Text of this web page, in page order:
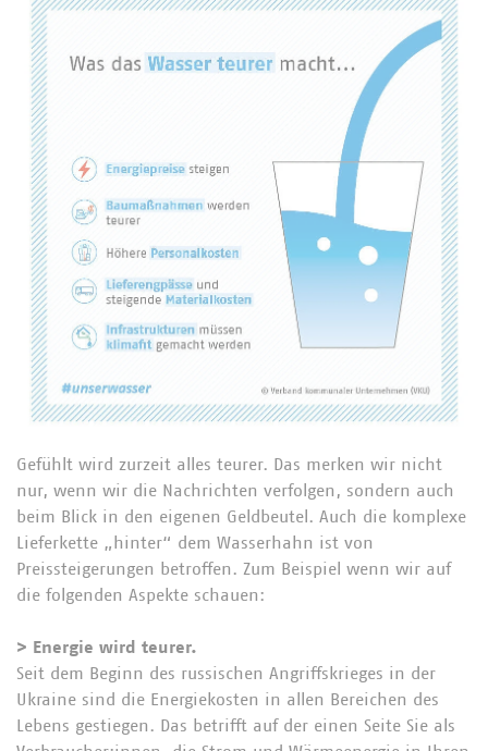
Gefühlt wird zurzeit alles teurer. Das merken wir nicht
nur, wenn wir die Nachrichten verfolgen, sondern auch
beim Blick in den eigenen Geldbeutel. Auch die komplexe
Lieferkette „hinter“ dem Wasserhahn ist von
Preissteigerungen betroffen. Zum Beispiel wenn wir auf
die folgenden Aspekte schauen:
> Energie wird teurer.
Seit dem Beginn des russischen Angriffskrieges in der
Ukraine sind die Energiekosten in allen Bereichen des
Lebens gestiegen. Das betrifft auf der einen Seite Sie als